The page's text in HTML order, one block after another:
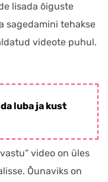
lisada õiguste
sagedamini tehakse
videote puhul.
luba ja kust
video on üles
Õunaviks on